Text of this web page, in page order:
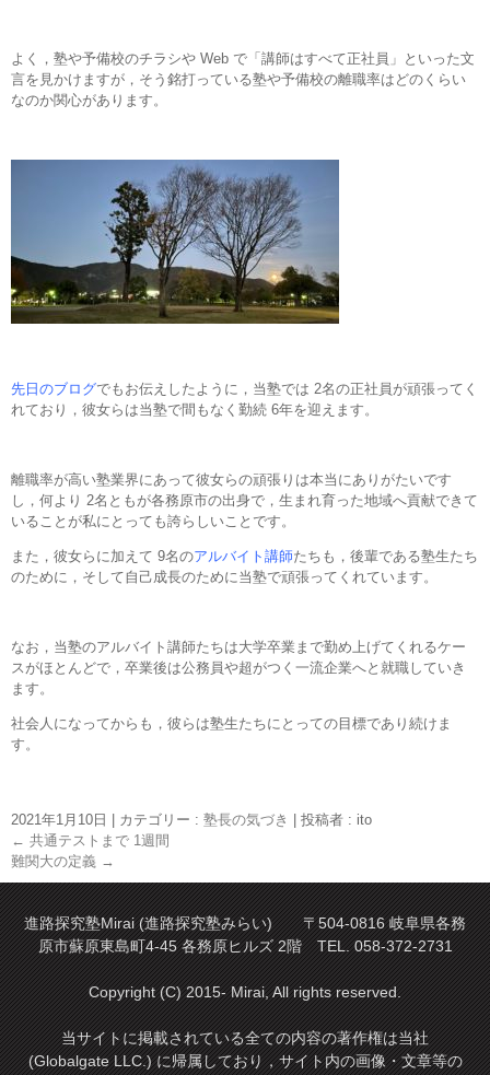
よく，塾や予備校のチラシや Web で「講師はすべて正社員」といった文
言を見かけますが，そう銘打っている塾や予備校の離職率はどのくらい
なのか関心があります。
先日のブログでもお伝えしたように，当塾では 2名の正社員が頑張ってく
れており，彼女らは当塾で間もなく勤続 6年を迎えます。
離職率が高い塾業界にあって彼女らの頑張りは本当にありがたいです
し，何より 2名ともが各務原市の出身で，生まれ育った地域へ貢献できて
いることが私にとっても誇らしいことです。
また，彼女らに加えて 9名のアルバイト講師たちも，後輩である塾生たち
のために，そして自己成長のために当塾で頑張ってくれています。
なお，当塾のアルバイト講師たちは大学卒業まで勤め上げてくれるケー
スがほとんどで，卒業後は公務員や超がつく一流企業へと就職していき
ます。
社会人になってからも，彼らは塾生たちにとっての目標であり続けま
す。
2021年1月10日 カテゴリー : 塾長の気づき
投稿者 : ito
← 共通テストまで 1週間
難関大の定義 →
進路探究塾Mirai (進路探究塾みらい) 〒504-0816 岐阜県各務
原市蘇原東島町4-45 各務原ヒルズ 2階 TEL. 058-372-2731
Copyright (C) 2015- Mirai, All rights reserved.
当サイトに掲載されている全ての内容の著作権は当社
(Globalgate LLC.) に帰属しており，サイト内の画像・文章等の